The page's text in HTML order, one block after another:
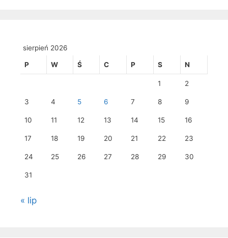
sierpień 2026
P W Ś C P S N
1 2
3 4 5 6 7 8 9
10 11 12 13 14 15 16
17 18 19 20 21 22 23
24 25 26 27 28 29 30
31
« lip